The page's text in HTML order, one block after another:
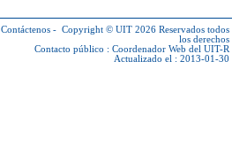
Contáctenos - Copyright © UIT 2026 Reservados todos
los derechos
Contacto público : Coordenador Web del UIT-R
Actualizado el : 2013-01-30